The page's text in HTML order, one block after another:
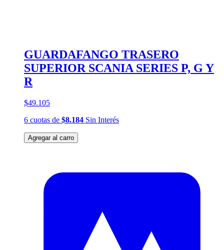
GUARDAFANGO TRASERO
SUPERIOR SCANIA SERIES P, G Y
R
$49.105
6 cuotas de $8.184 Sin Interés
Agregar al carro